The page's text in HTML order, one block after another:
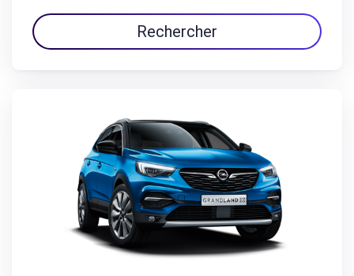
Rechercher